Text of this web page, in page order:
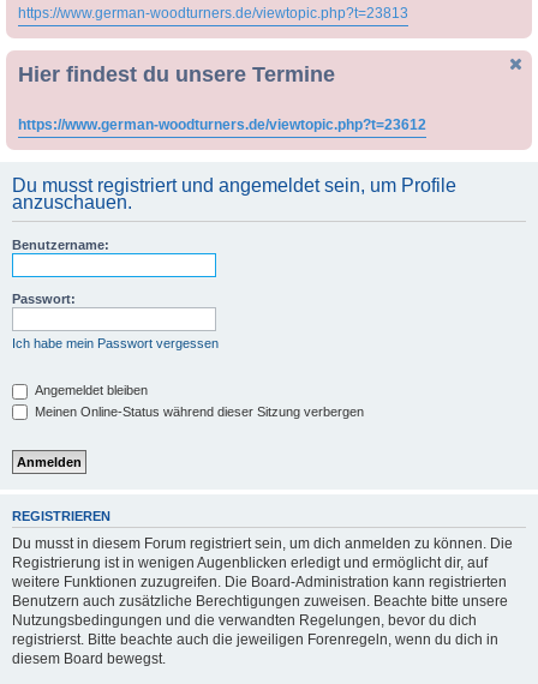
https://www.german-woodturners.de/viewtopic.php?t=23813
Hier findest du unsere Termine
https://www.german-woodturners.de/viewtopic.php?t=23612
Du musst registriert und angemeldet sein, um Profile
anzuschauen.
Benutzername:
Passwort:
Ich habe mein Passwort vergessen
Angemeldet bleiben
Meinen Online-Status während dieser Sitzung verbergen
REGISTRIEREN
Du musst in diesem Forum registriert sein, um dich anmelden zu können. Die
Registrierung ist in wenigen Augenblicken erledigt und ermöglicht dir, auf
weitere Funktionen zuzugreifen. Die Board-Administration kann registrierten
Benutzern auch zusätzliche Berechtigungen zuweisen. Beachte bitte unsere
Nutzungsbedingungen und die verwandten Regelungen, bevor du dich
registrierst. Bitte beachte auch die jeweiligen Forenregeln, wenn du dich in
diesem Board bewegst.